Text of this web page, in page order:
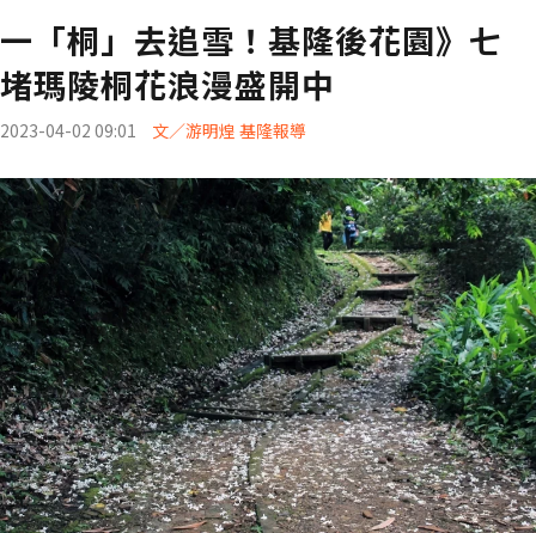
一「桐」去追雪！基隆後花園》七
堵瑪陵桐花浪漫盛開中
2023-04-02 09:01 文／游明煌 基隆報導